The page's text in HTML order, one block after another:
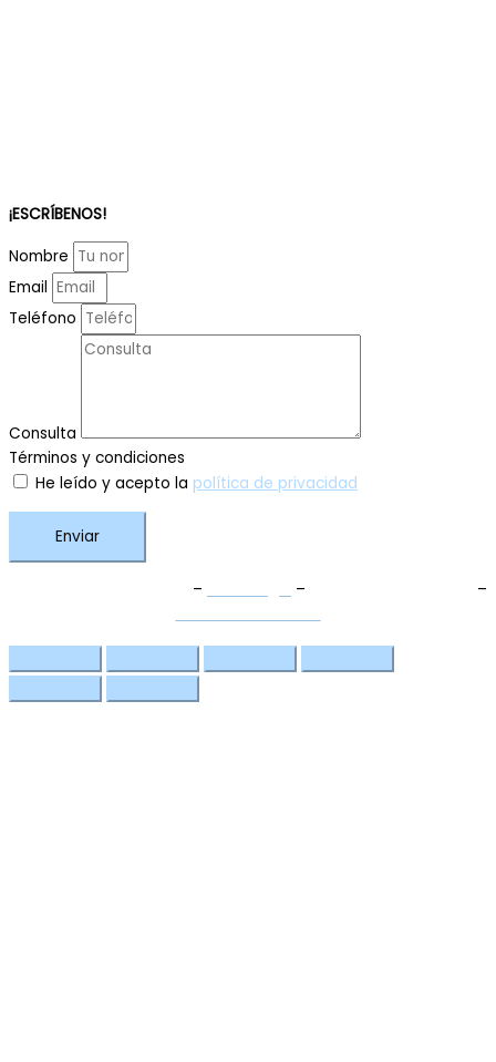
¡ESCRÍBENOS!
Nombre
Email
Teléfono
Consulta
Términos y condiciones
He leído y acepto la política de privacidad
Enviar
– –
–